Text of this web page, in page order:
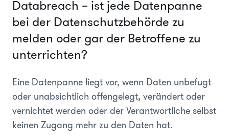
Databreach – ist jede Datenpanne
bei der Datenschutzbehörde zu
melden oder gar der Betroffene zu
unterrichten?
Eine Datenpanne liegt vor, wenn Daten unbefugt
oder unabsichtlich offengelegt, verändert oder
vernichtet werden oder der Verantwortliche selbst
keinen Zugang mehr zu den Daten hat.